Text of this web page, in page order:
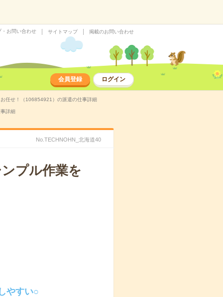
・お問い合わせ サイトマップ 掲載のお問い合わせ
会員登録 ログイン
任せ！（106854921）の派遣の仕事詳細
詳細
No.TECHNOHN_北海道40
プル作業を
やすい○